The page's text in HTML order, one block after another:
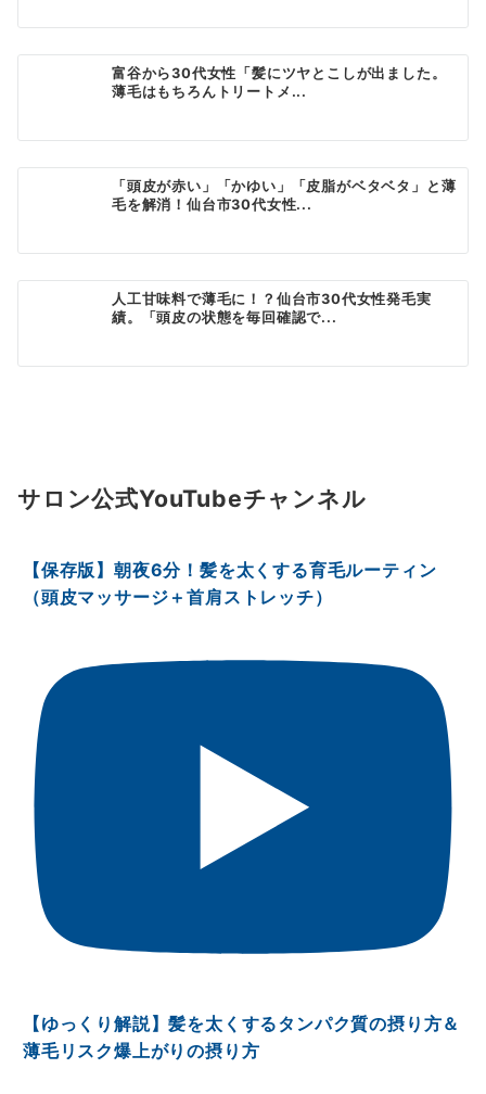
富谷から30代女性「髪にツヤとこしが出ました。
薄毛はもちろんトリートメ...
「頭皮が赤い」「かゆい」「皮脂がベタベタ」と薄
毛を解消！仙台市30代女性...
人工甘味料で薄毛に！？仙台市30代女性発毛実
績。「頭皮の状態を毎回確認で...
サロン公式YouTubeチャンネル
【保存版】朝夜6分！髪を太くする育毛ルーティン
（頭皮マッサージ＋首肩ストレッチ）
【ゆっくり解説】髪を太くするタンパク質の摂り方＆
薄毛リスク爆上がりの摂り方